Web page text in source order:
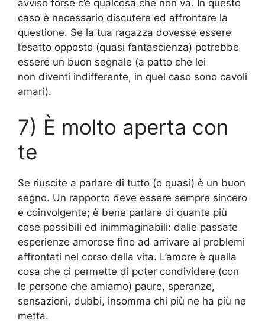
avviso forse c’è qualcosa che non va. In questo
caso è necessario discutere ed affrontare la
questione. Se la tua ragazza dovesse essere
l’esatto opposto (quasi fantascienza) potrebbe
essere un buon segnale (a patto che lei
non diventi indifferente, in quel caso sono cavoli
amari).
7) È molto aperta con
te
Se riuscite a parlare di tutto (o quasi) è un buon
segno. Un rapporto deve essere sempre sincero
e coinvolgente; è bene parlare di quante più
cose possibili ed inimmaginabili: dalle passate
esperienze amorose fino ad arrivare ai problemi
affrontati nel corso della vita. L’amore è quella
cosa che ci permette di poter condividere (con
le persone che amiamo) paure, speranze,
sensazioni, dubbi, insomma chi più ne ha più ne
metta.